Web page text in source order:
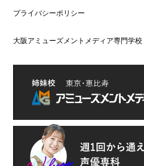
プライバシーポリシー
大阪アミューズメントメディア専門学